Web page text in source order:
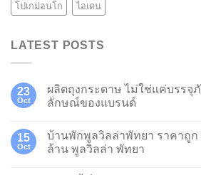
โปเกม่อนโก ไอเดน
LATEST POSTS
23
Oct
ผลิตถุงกระดาษ ไม่ใช่แค่บรร
ลักษณ์ของแบรนด์
15
Oct
บ้านพักพูลวิลล่าพัทยา ราคาถูก
ล้าน พูลวิลล่า พัทยา